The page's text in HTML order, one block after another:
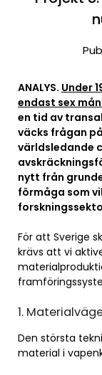
ANALYS. Under
endast sex
en tid av
väcks frågan
världsledande
nytt från
förmåga som
För att Sverige
krävs att vi
1.
Den största
material i